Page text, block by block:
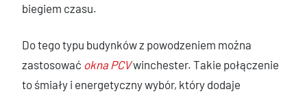
biegiem czasu.
Do tego typu budynków z powodzeniem można
zastosować okna PCVwinchester. Takie połączenie
to śmiały i energetyczny wybór, który dodaje